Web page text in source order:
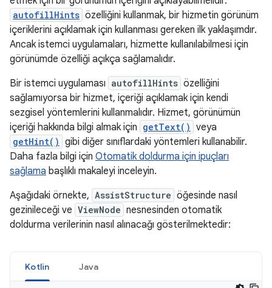
autofillHints özelliğini kullanmak, bir hizmetin görünüm
içeriklerini açıklamak için kullanması gereken ilk yaklaşımdır.
Ancak istemci uygulamaları, hizmette kullanılabilmesi için
görünümde özelliği açıkça sağlamalıdır.
Bir istemci uygulaması autofillHints özelliğini
sağlamıyorsa bir hizmet, içeriği açıklamak için kendi
sezgisel yöntemlerini kullanmalıdır. Hizmet, görünümün
içeriği hakkında bilgi almak için getText() veya
getHint() gibi diğer sınıflardaki yöntemleri kullanabilir.
Daha fazla bilgi için Otomatik doldurma için ipuçları
sağlama başlıklı makaleyi inceleyin.
Aşağıdaki örnekte, AssistStructure öğesinde nasıl
gezinileceği ve ViewNode nesnesinden otomatik
doldurma verilerinin nasıl alınacağı gösterilmektedir:
Kotlin Java